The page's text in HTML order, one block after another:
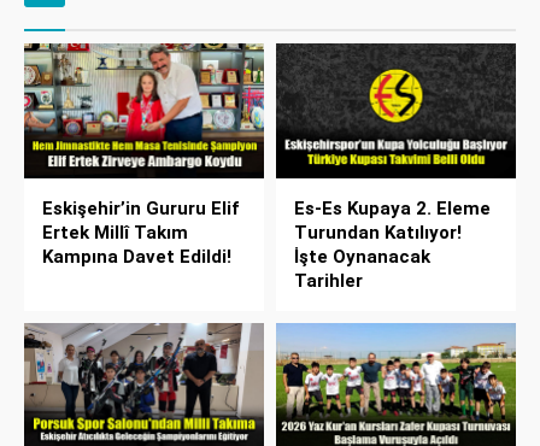
Eskişehir’in Gururu Elif
Ertek Millî Takım
Kampına Davet Edildi!
Es-Es Kupaya 2. Eleme
Turundan Katılıyor!
İşte Oynanacak
Tarihler